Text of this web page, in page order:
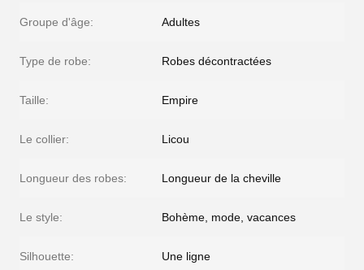
Groupe d'âge: Adultes
Type de robe: Robes décontractées
Taille: Empire
Le collier: Licou
Longueur des robes: Longueur de la cheville
Le style: Bohème, mode, vacances
Silhouette: Une ligne